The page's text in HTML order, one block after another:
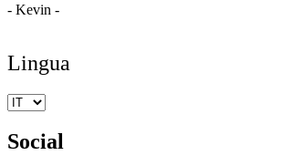
- Kevin -
Lingua
Social